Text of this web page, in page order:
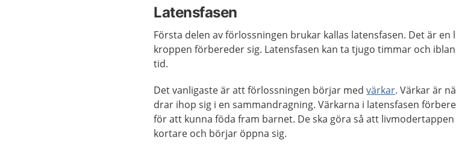
Latensfasen
Första delen av förlossningen brukar kallas latensfasen. Det är en
kroppen förbereder sig. Latensfasen kan ta tjugo timmar och
tid.
Det vanligaste är att förlossningen börjar medvärkar. Värkar är
drar ihop sig i en sammandragning. Värkarna i latensfasen
för att kunna föda fram barnet. De ska göra så att
kortare och börjar öppna sig.